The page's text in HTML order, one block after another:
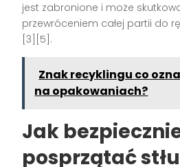
jest zabronione i może
przewróceniem całej partii do
[3][5].
Znak recyklingu co
na opakowaniach?
Jak
posprzątać